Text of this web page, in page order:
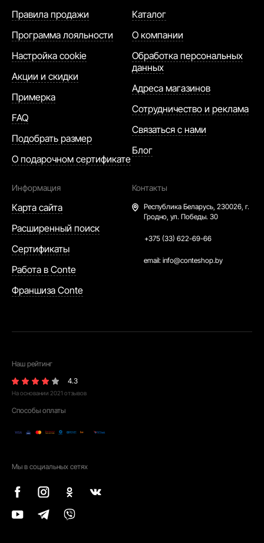
Правила продажи
Программа лояльности
Настройка cookie
Акции и скидки
Примерка
FAQ
Подобрать размер
О подарочном сертификате
Каталог
О компании
Обработка персональных
данных
Адреса магазинов
Сотрудничество и реклама
Связаться с нами
Блог
Информация
Карта сайта
Расширенный поиск
Сертификаты
Работа в Conte
Франшиза Conte
Контакты
Республика Беларусь, 230026, г.
Гродно, ул. Победы. 30
+375 (33) 622-69-66
email: info@conteshop.by
Наш рейтинг
4.3
На основании 2021 отзывов
Способы оплаты
Мы в социальных сетях